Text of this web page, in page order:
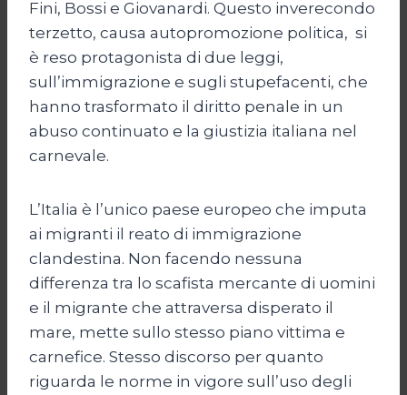
Fini, Bossi e Giovanardi. Questo inverecondo
terzetto, causa autopromozione politica, si
è reso protagonista di due leggi,
sull’immigrazione e sugli stupefacenti, che
hanno trasformato il diritto penale in un
abuso continuato e la giustizia italiana nel
carnevale.
L’Italia è l’unico paese europeo che imputa
ai migranti il reato di immigrazione
clandestina. Non facendo nessuna
differenza tra lo scafista mercante di uomini
e il migrante che attraversa disperato il
mare, mette sullo stesso piano vittima e
carnefice. Stesso discorso per quanto
riguarda le norme in vigore sull’uso degli